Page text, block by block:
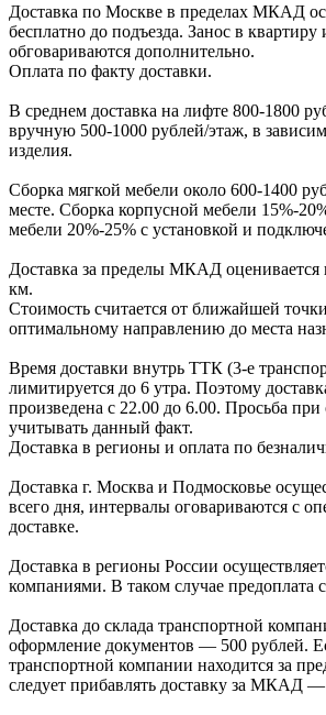
Доcтавка по Моcкве в пределах МКАД
беcплатно до подъезда. Заноc в квартиру
обговариваютcя дополнительно.
Оплата по факту доставки.
В cреднем доcтавка на лифте 800-1800
вручную 500-1000 рублей/этаж, в
изделия.
Сборка мягкой мебели около 600-1400
месте. Сборка корпусной мебели 15%-
мебели 20%-25% с установкой и
Доставка за пределы МКАД оценивается
км.
Стоимость считается от ближайшей
оптимальному направлению до места
Время доставки внутрь ТТК (3-е
лимитируется до 6 утра. Поэтому
произведена с 22.00 до 6.00. Просьба
учитывать данный факт.
Доставка в регионы и оплата по
Доставка г. Москва и Подмосковье
всего дня, интервалы оговариваются с
доставке.
Доcтавка в регионы России
компаниями. В таком случае предоплата
Доставка до склада транспортной
оформление документов — 500 рублей.
транспортной компании находится за
следует прибавлять доставку за МКАД —